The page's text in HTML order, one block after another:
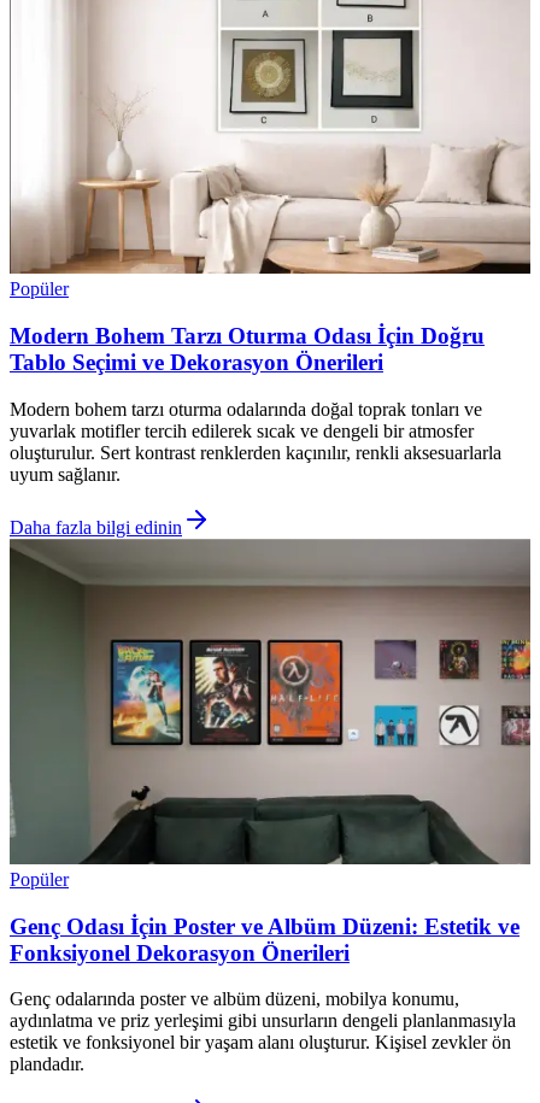
Popüler
Modern Bohem Tarzı Oturma Odası İçin Doğru
Tablo Seçimi ve Dekorasyon Önerileri
Modern bohem tarzı oturma odalarında doğal toprak tonları ve
yuvarlak motifler tercih edilerek sıcak ve dengeli bir atmosfer
oluşturulur. Sert kontrast renklerden kaçınılır, renkli aksesuarlarla
uyum sağlanır.
Daha fazla bilgi edinin
Popüler
Genç Odası İçin Poster ve Albüm Düzeni: Estetik ve
Fonksiyonel Dekorasyon Önerileri
Genç odalarında poster ve albüm düzeni, mobilya konumu,
aydınlatma ve priz yerleşimi gibi unsurların dengeli planlanmasıyla
estetik ve fonksiyonel bir yaşam alanı oluşturur. Kişisel zevkler ön
plandadır.